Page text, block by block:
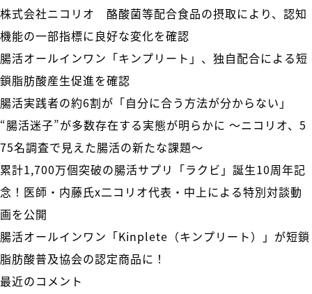
株式会社ニコリオ 酪酸菌等配合食品の摂取により、認知
機能の一部指標に良好な変化を確認
腸活オールインワン「キンプリート」、独自配合による短
鎖脂肪酸産生促進を確認
腸活実践者の約6割が「自分に合う方法が分からない」
“腸活迷子”が多数存在する実態が明らかに 〜ニコリオ、5
75名調査で見えた腸活の新たな課題〜
累計1,700万個突破の腸活サプリ「ラクビ」誕生10周年記
念！医師・内藤氏x二コリオ代表・中上による特別対談動
画を公開
腸活オールインワン「Kinplete（キンプリート）」が短鎖
脂肪酸普及協会の認定商品に！
最近のコメント